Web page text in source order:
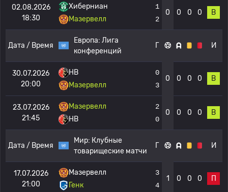
02.08.2026
18:30
Хиберниан
Мазервелл
1
2
0 0 0 0 В
Дата / Время
Европа: Лига
конференций
Г И
30.07.2026
20:00
HB
Мазервелл
0
3
0 0 0 0 В
23.07.2026
21:45
Мазервелл
HB
2
0
0 0 0 0 В
Дата / Время
Мир: Клубные
товарищеские матчи
Г И
17.07.2026
21:00
Мазервелл
Генк
3
4
1 0 0 0 П